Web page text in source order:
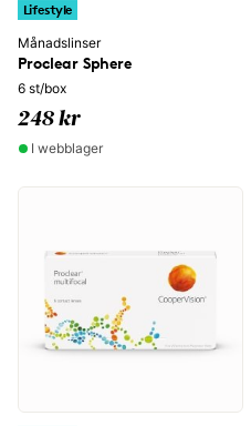
Lifestyle
Månadslinser
Proclear Sphere
6 st/box
248 kr
I webblager